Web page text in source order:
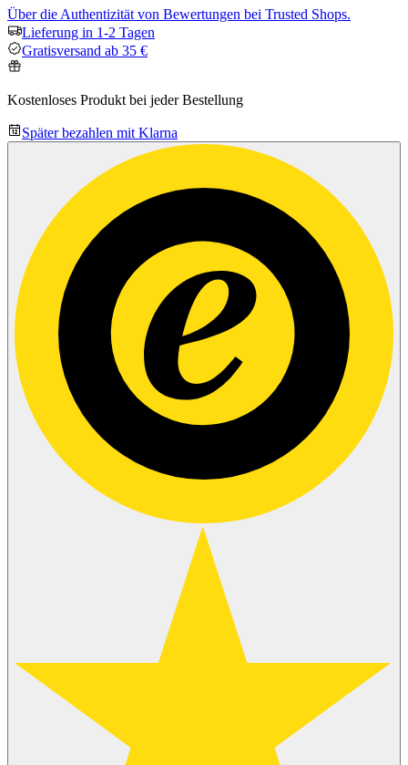
Über die Authentizität von Bewertungen bei Trusted Shops.
Lieferung in 1-2 Tagen
Gratisversand ab 35 €
Kostenloses Produkt bei jeder Bestellung
Später bezahlen mit Klarna